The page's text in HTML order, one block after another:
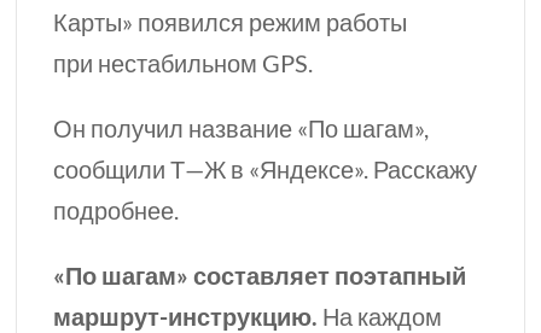
Карты» появился режим работы
при нестабильном GPS.
Он получил название «По шагам»,
сообщилиТ⁠—⁠Ж в «Яндексе». Расскажу
подробнее.
«По шагам» составляет поэтапный
маршрут-инструкцию. На каждом